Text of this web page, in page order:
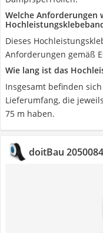
Welche Anforderungen
Dieses
Anforderungen gemäß
Wie lang ist das
Insgesamt befinden
Lieferumfang, die
75 m haben.
doitBau 2050084